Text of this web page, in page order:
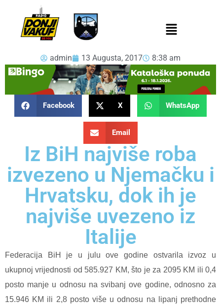
admin 13 Augusta, 2017 8:38 am
Facebook X WhatsApp
Email
Iz BiH najviše roba
izvezeno u Njemačku i
Hrvatsku, dok ih je
najviše uvezeno iz
Italije
Federacija BiH je u julu ove godine ostvarila izvoz u
ukupnoj vrijednosti od 585.927 KM, što je za 2095 KM ili 0,4
posto manje u odnosu na svibanj ove godine, odnosno za
15.946 KM ili 2,8 posto više u odnosu na lipanj prethodne